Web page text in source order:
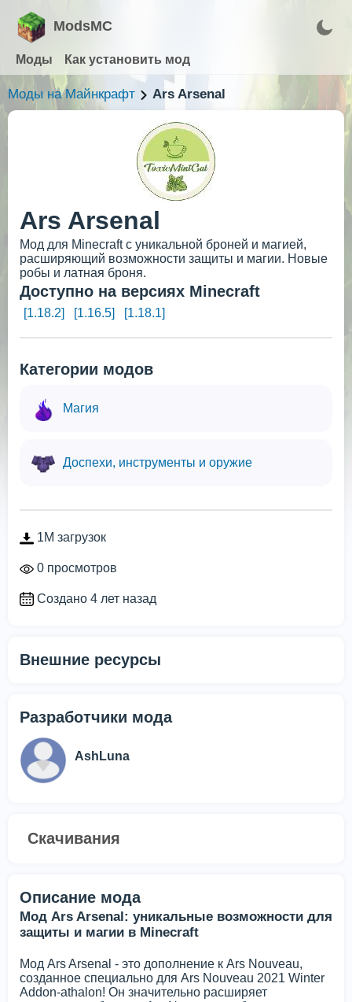
ModsMC
Моды Как установить мод
Моды на Майнкрафт Ars Arsenal
Ars Arsenal
Мод для Minecraft с уникальной броней и магией,
расширяющий возможности защиты и магии. Новые
робы и латная броня.
Доступно на версиях Minecraft
[1.18.2] [1.16.5] [1.18.1]
Категории модов
Магия
Доспехи, инструменты и оружие
1M загрузок
0 просмотров
Создано 4 лет назад
Внешние ресурсы
Разработчики мода
AshLuna
Скачивания
Описание мода
Мод Ars Arsenal: уникальные возможности для
защиты и магии в Minecraft
Мод Ars Arsenal - это дополнение к Ars Nouveau,
созданное специально для Ars Nouveau 2021 Winter
Addon-athalon! Он значительно расширяет